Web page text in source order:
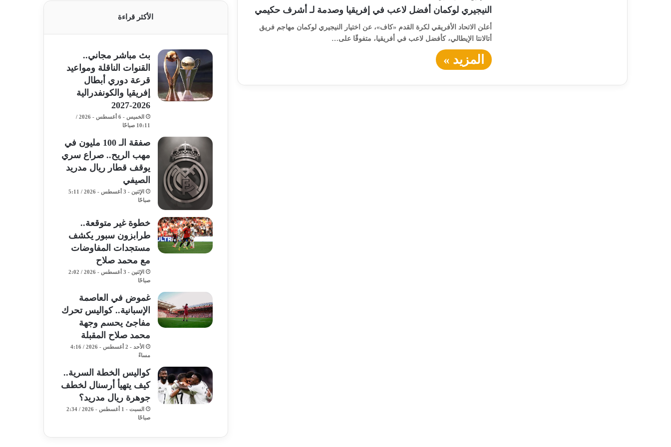
النيجيري لوكمان أفضل لاعب في إفريقيا وصدمة لـ أشرف حكيمي
أعلن الاتحاد الأفريقي لكرة القدم «كاف»، عن اختيار النيجيري لوكمان مهاجم فريق
أتالانتا الإيطالي، كأفضل لاعب في أفريقيا، متفوقًا على…
المزيد »
الأكثر قراءة
بث مباشر مجاني..
القنوات الناقلة ومواعيد
قرعة دوري أبطال
إفريقيا والكونفدرالية
2026-2027
الخميس - 6 أغسطس - 2026 /
10:11 صباحًا
صفقة الـ 100 مليون في
مهب الريح.. صراع سري
يوقف قطار ريال مدريد
الصيفي
الإثنين - 3 أغسطس - 2026 / 5:11
صباحًا
خطوة غير متوقعة..
طرابزون سبور يكشف
مستجدات المفاوضات
مع محمد صلاح
الإثنين - 3 أغسطس - 2026 / 2:02
صباحًا
غموض في العاصمة
الإسبانية.. كواليس تحرك
مفاجئ يحسم وجهة
محمد صلاح المقبلة
الأحد - 2 أغسطس - 2026 / 4:16
مساءً
كواليس الخطة السرية..
كيف يتهيأ أرسنال لخطف
جوهرة ريال مدريد؟
السبت - 1 أغسطس - 2026 / 2:34
صباحًا